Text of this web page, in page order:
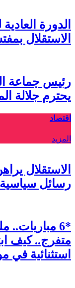
الدورة
الاستقلال
رئيس جماعة
يحترم جلالة
اقتصاد
المزيد
الاستقلال
رسائل سياسية
متفرج.. كيف
استثنائية في